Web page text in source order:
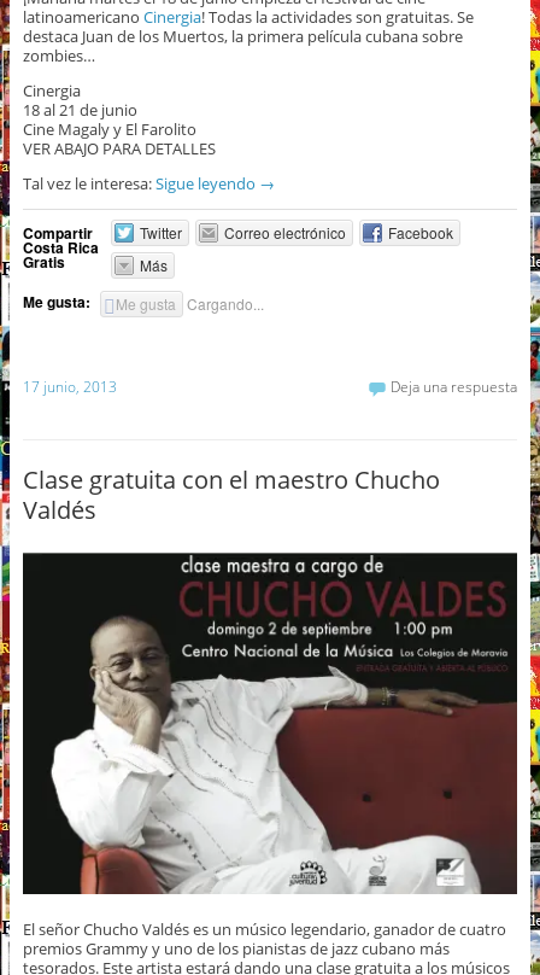
latinoamericano Cinergia! Todas la actividades son gratuitas. Se
destaca Juan de los Muertos, la primera película cubana sobre
zombies…
Cinergia
18 al 21 de junio
Cine Magaly y El Farolito
VER ABAJO PARA DETALLES
Tal vez le interesa:Sigue leyendo →
Compartir
Costa Rica
Gratis
Twitter Correo electrónico
Facebook
Más
Me gusta: Me gusta Cargando...
17 junio, 2013 Deja una respuesta
Clase gratuita con el maestro Chucho
Valdés
El señor Chucho Valdés es un músico legendario, ganador de cuatro
premios Grammy y uno de los pianistas de jazz cubano más
tesorados. Este artista estará dando una clase gratuita a los músicos